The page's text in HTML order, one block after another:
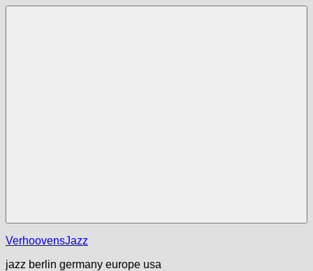
Zum
VerhoovensJazz
jazz berlin germany europe usa